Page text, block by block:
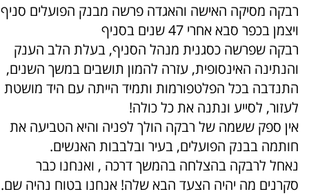
רבקה מסיקה האישה והאגדה פרשה מבנק הפועלים סניף
ויצמן בכפר סבא אחרי 47 שנים בסניף
רבקה שפרשה כסגנית מנהל הסניף, בעלת הלב הענק
והנתינה האינסופית, עזרה להמון תושבים במשך השנים,
התנדבה בכל הפלטפורמות ותמיד הייתה עם היד מושטת
לעזור, לסייע ונתנה את כל כולה!
אין ספק ששמה של רבקה הולך לפניה והיא הטביעה את
חותמה בבנק הפועלים, בעיר ובלבבות האנשים.
נאחל לרבקה בהצלחה בהמשך דרכה , ואנחנו כבר
סקרנים מה יהיה הצעד הבא שלה! אנחנו בטוח נהיה שם.